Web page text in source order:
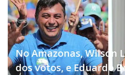
No Amazonas, Wilson
dos votos, e Eduardo